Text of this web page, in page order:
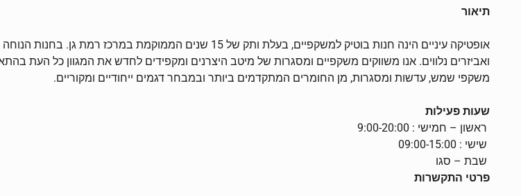
תיאור
אופטיקה עיניים הינה חנות בוטיק למשקפיים, בעלת ותק של 15
ואביזרים נלווים. אנו משווקים משקפיים ומסגרות של מיטב היצרנים ומקפידים לחדש את המגוון כל העת
משקפי שמש, עדשות ומסגרות, מן החומרים המתקדמים ביותר ובמבחר דגמים ייחודיים ומקוריים.
שעות פעילות
ראשון – חמישי : 9:00-20:00
שישי : 09:00-15:00
שבת – סגו
פרטי התקשרות